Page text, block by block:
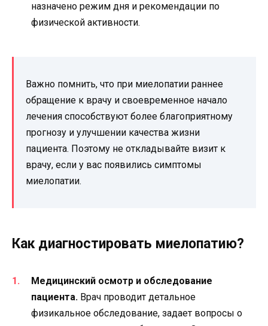
назначено режим дня и рекомендации по
физической активности.
Важно помнить, что при миелопатии раннее
обращение к врачу и своевременное начало
лечения способствуют более благоприятному
прогнозу и улучшении качества жизни
пациента. Поэтому не откладывайте визит к
врачу, если у вас появились симптомы
миелопатии.
Как диагностировать миелопатию?
Медицинский осмотр и обследование
пациента. Врач проводит детальное
физикальное обследование, задает вопросы о